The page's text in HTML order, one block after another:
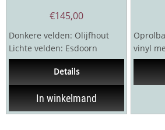
€145,00
Donkere velden: Olijfhout
Lichte velden: Esdoorn
Afwerking: Mat Veldmaat 5,5
Details
In winkelmand
vinyl
5,7 cm